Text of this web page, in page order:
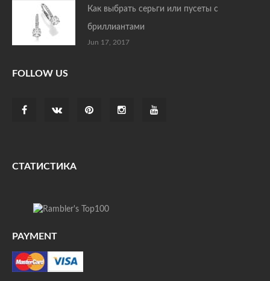
Как выбрать серьги или пусеты с
бриллиантами
Jun 17, 2017
FOLLOW US
СТАТИСТИКА
PAYMENT